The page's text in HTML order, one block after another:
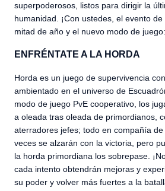
superpoderosos, listos para dirigir la
humanidad. ¡Con ustedes, el evento
mitad de año y el nuevo modo de
ENFRÉNTATE A LA HORDA
Horda es un juego de supervivencia
ambientado en el universo de
modo de juego PvE cooperativo, los
a oleada tras oleada de primordianos,
aterradores jefes; todo en compañía
veces se alzarán con la victoria, pero
la horda primordiana los sobrepase.
cada intento obtendrán mejoras y
su poder y volver más fuertes a la